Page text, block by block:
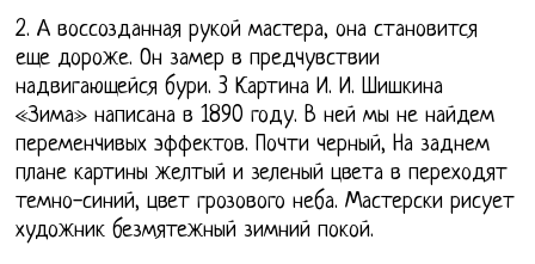
2. А воссозданная рукой мастера, она становится
еще дороже. Он замер в предчувствии
надвигающейся бури. 3 Картина И. И. Шишкина
«Зима» написана в 1890 году. В ней мы не найдем
переменчивых эффектов. Почти черный, На заднем
плане картины желтый и зеленый цвета в переходят
темно-синий, цвет грозового неба. Мастерски рисует
художник безмятежный зимний покой.